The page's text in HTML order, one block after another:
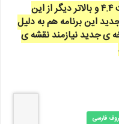
توجه داشته باشید که اندروید کیت کت ۴.۴ و بالاتر دیگر از این
این برنامه هم به دلیل
ی جدید نیازمند نقشه ی
فارسی